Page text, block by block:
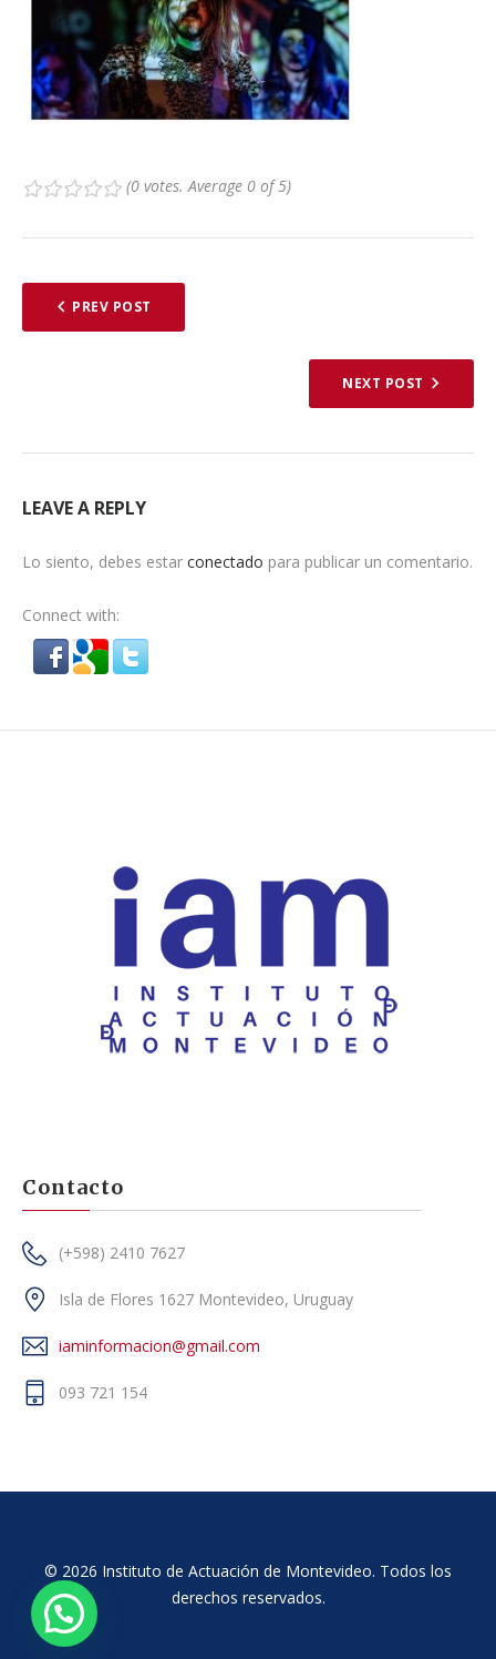
(0 votes. Average 0of 5)
PREV POST
NEXT POST
LEAVE A REPLY
Lo siento, debes estar conectado para publicar un comentario.
Connect with:
Contacto
(+598) 2410 7627
Isla de Flores 1627 Montevideo, Uruguay
iaminformacion@gmail.com
093 721 154
© 2026 Instituto de Actuación de Montevideo. Todos los
derechos reservados.